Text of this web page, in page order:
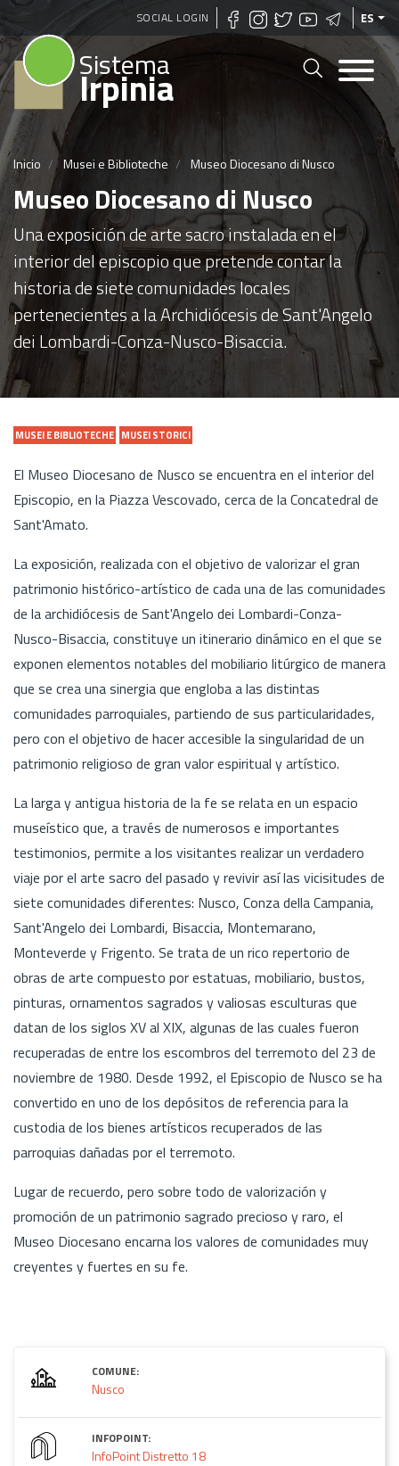
Pasar
al
principal
SOCIAL LOGIN ES
Sistema
Irpinia
Inicio Musei e Biblioteche Museo Diocesano di Nusco
Museo Diocesano di Nusco
Una exposición de arte sacro instalada en el
interior del episcopio que pretende contar la
historia de siete comunidades locales
pertenecientes a la Archidiócesis de Sant'Angelo
dei Lombardi-Conza-Nusco-Bisaccia.
MUSEI E BIBLIOTECHE MUSEI STORICI
El Museo Diocesano de Nusco se encuentra en el interior del
Episcopio, en la Piazza Vescovado, cerca de la Concatedral de
Sant'Amato.
La exposición, realizada con el objetivo de valorizar el gran
patrimonio histórico-artístico de cada una de las comunidades
de la archidiócesis de Sant'Angelo dei Lombardi-Conza-
Nusco-Bisaccia, constituye un itinerario dinámico en el que se
exponen elementos notables del mobiliario litúrgico de manera
que se crea una sinergia que engloba a las distintas
comunidades parroquiales, partiendo de sus particularidades,
pero con el objetivo de hacer accesible la singularidad de un
patrimonio religioso de gran valor espiritual y artístico.
La larga y antigua historia de la fe se relata en un espacio
museístico que, a través de numerosos e importantes
testimonios, permite a los visitantes realizar un verdadero
viaje por el arte sacro del pasado y revivir así las vicisitudes de
siete comunidades diferentes: Nusco, Conza della Campania,
Sant'Angelo dei Lombardi, Bisaccia, Montemarano,
Monteverde y Frigento. Se trata de un rico repertorio de
obras de arte compuesto por estatuas, mobiliario, bustos,
pinturas, ornamentos sagrados y valiosas esculturas que
datan de los siglos XV al XIX, algunas de las cuales fueron
recuperadas de entre los escombros del terremoto del 23 de
noviembre de 1980. Desde 1992, el Episcopio de Nusco se ha
convertido en uno de los depósitos de referencia para la
custodia de los bienes artísticos recuperados de las
parroquias dañadas por el terremoto.
Lugar de recuerdo, pero sobre todo de valorización y
promoción de un patrimonio sagrado precioso y raro, el
Museo Diocesano encarna los valores de comunidades muy
creyentes y fuertes en su fe.
COMUNE:
Nusco
INFOPOINT:
InfoPoint Distretto 18